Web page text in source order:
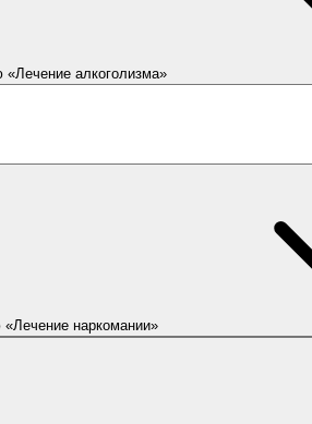
алкоголизма»
наркомании»